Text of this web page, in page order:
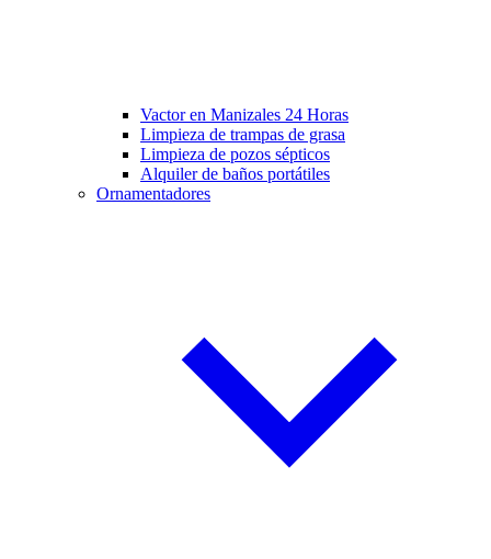
Vactor en Manizales 24 Horas
Limpieza de trampas de grasa
Limpieza de pozos sépticos
Alquiler de baños portátiles
Ornamentadores